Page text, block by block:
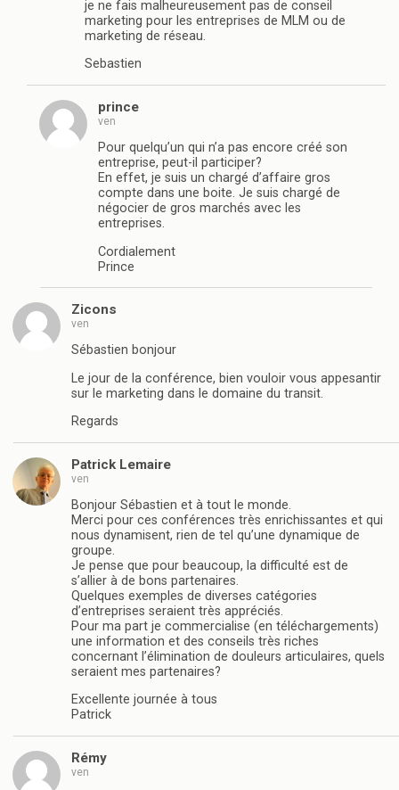
je ne fais malheureusement pas de conseil
marketing pour les entreprises de MLM ou de
marketing de réseau.
Sebastien
prince
ven
Pour quelqu’un qui n’a pas encore créé son
entreprise, peut-il participer?
En effet, je suis un chargé d’affaire gros
compte dans une boite. Je suis chargé de
négocier de gros marchés avec les
entreprises.
Cordialement
Prince
Zicons
ven
Sébastien bonjour
Le jour de la conférence, bien vouloir vous appesantir
sur le marketing dans le domaine du transit.
Regards
Patrick Lemaire
ven
Bonjour Sébastien et à tout le monde.
Merci pour ces conférences très enrichissantes et qui
nous dynamisent, rien de tel qu’une dynamique de
groupe.
Je pense que pour beaucoup, la difficulté est de
s’allier à de bons partenaires.
Quelques exemples de diverses catégories
d’entreprises seraient très appréciés.
Pour ma part je commercialise (en téléchargements)
une information et des conseils très riches
concernant l’élimination de douleurs articulaires, quels
seraient mes partenaires?
Excellente journée à tous
Patrick
Rémy
ven